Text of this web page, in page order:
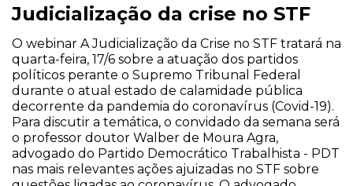
Judicialização da crise no STF
O webinar A Judicialização da Crise no STF tratará na
quarta-feira, 17/6 sobre a atuação dos partidos
políticos perante o Supremo Tribunal Federal
durante o atual estado de calamidade pública
decorrente da pandemia do coronavírus (Covid-19).
Para discutir a temática, o convidado da semana será
o professor doutor Walber de Moura Agra,
advogado do Partido Democrático Trabalhista - PDT
nas mais relevantes ações ajuizadas no STF sobre